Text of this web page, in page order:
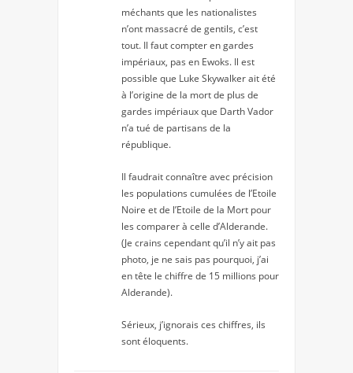
méchants que les nationalistes
n’ont massacré de gentils, c’est
tout. Il faut compter en gardes
impériaux, pas en Ewoks. Il est
possible que Luke Skywalker ait été
à l’origine de la mort de plus de
gardes impériaux que Darth Vador
n’a tué de partisans de la
république.
Il faudrait connaître avec précision
les populations cumulées de l’Etoile
Noire et de l’Etoile de la Mort pour
les comparer à celle d’Alderande.
(Je crains cependant qu’il n’y ait pas
photo, je ne sais pas pourquoi, j’ai
en tête le chiffre de 15 millions pour
Alderande).
Sérieux, j’ignorais ces chiffres, ils
sont éloquents.